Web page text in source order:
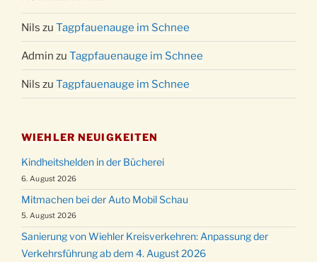
Nils zu Tagpfauenauge im Schnee
Admin zu Tagpfauenauge im Schnee
Nils zu Tagpfauenauge im Schnee
WIEHLER NEUIGKEITEN
Kindheitshelden in der Bücherei
6. August 2026
Mitmachen bei der Auto Mobil Schau
5. August 2026
Sanierung von Wiehler Kreisverkehren: Anpassung der
Verkehrsführung ab dem 4. August 2026